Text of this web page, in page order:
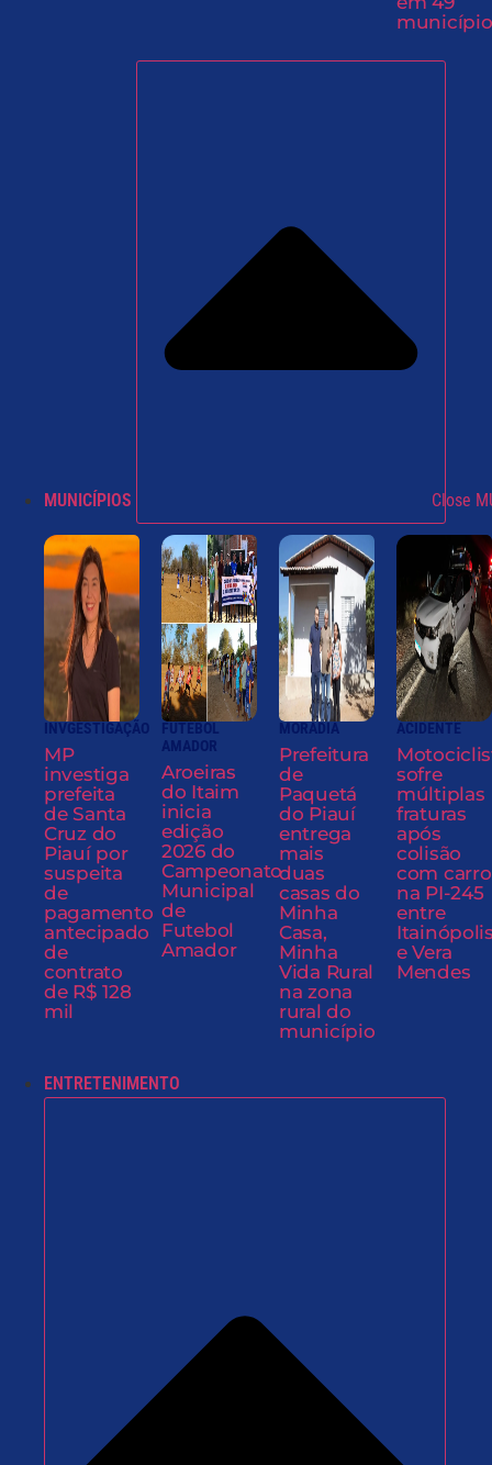
MUNICÍPIOS Close
INVGESTIGAÇÃO
MP
investiga
prefeita
de Santa
Cruz do
Piauí por
suspeita
de
pagamento
antecipado
de
contrato
de R$ 128
mil
FUTEBOL
AMADOR
Aroeiras
do Itaim
inicia
edição
2026 do
Campeonato
Municipal
de
Futebol
Amador
MORADIA
Prefeitura
de
Paquetá
do Piauí
entrega
mais
duas
casas do
Minha
Casa,
Minha
Vida Rural
na zona
rural do
município
ACIDENTE
sofre
múltiplas
fraturas
após
colisão
com carro
na PI-245
entre
e Vera
Mendes
ENTRETENIMENTO